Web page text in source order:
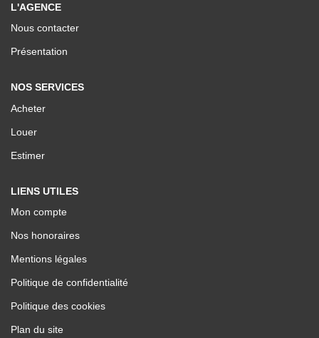
L'AGENCE
Nous contacter
Présentation
NOS SERVICES
Acheter
Louer
Estimer
LIENS UTILES
Mon compte
Nos honoraires
Mentions légales
Politique de confidentialité
Politique des cookies
Plan du site